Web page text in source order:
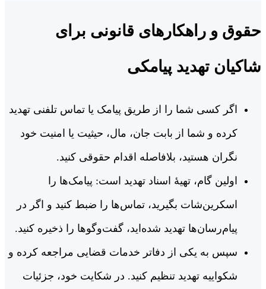
حقوق و راهکارهای قانونی برای
شاکیان تهدید پیامکی
اگر کسی شما را از طریق پیامک یا تماس تلفنی تهدید
کرده و شما از بابت جان، مال، حیثیت یا امنیت خود
نگران هستید، بلافاصله اقدام حقوقی کنید.
اولین گام، تهیۀ اسناد تهدید است: پیامک‌ها را
اسکرین‌شات بگیرید، تماس‌ها را ضبط کنید و اگر در
پیام‌رسان‌ها تهدید شده‌اید، گفت‌وگوها را ذخیره کنید.
سپس به یکی از دفاتر خدمات قضایی مراجعه کرده و
شکواییه تهدید تنظیم کنید. در شکایت خود، جزئیات